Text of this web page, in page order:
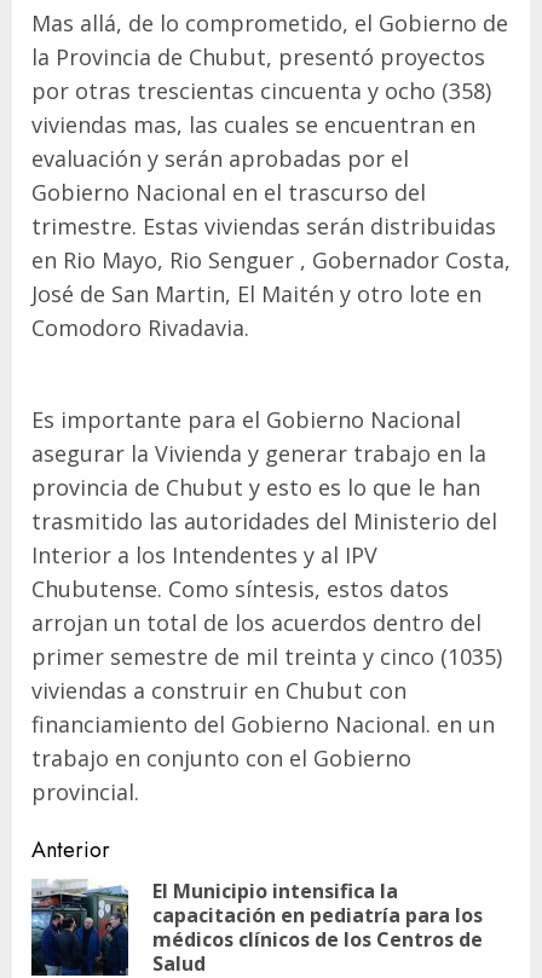
Mas allá, de lo comprometido, el Gobierno de
la Provincia de Chubut, presentó proyectos
por otras trescientas cincuenta y ocho (358)
viviendas mas, las cuales se encuentran en
evaluación y serán aprobadas por el
Gobierno Nacional en el trascurso del
trimestre. Estas viviendas serán distribuidas
en Rio Mayo, Rio Senguer , Gobernador Costa,
José de San Martin, El Maitén y otro lote en
Comodoro Rivadavia.
Es importante para el Gobierno Nacional
asegurar la Vivienda y generar trabajo en la
provincia de Chubut y esto es lo que le han
trasmitido las autoridades del Ministerio del
Interior a los Intendentes y al IPV
Chubutense. Como síntesis, estos datos
arrojan un total de los acuerdos dentro del
primer semestre de mil treinta y cinco (1035)
viviendas a construir en Chubut con
financiamiento del Gobierno Nacional. en un
trabajo en conjunto con el Gobierno
provincial.
Navegación
de
entradas
Anterior
El Municipio intensifica la
capacitación en pediatría para los
médicos clínicos de los Centros de
Salud